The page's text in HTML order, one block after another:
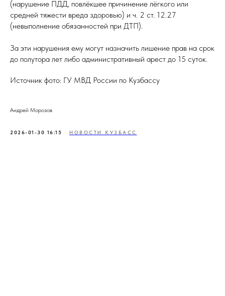
(нарушение ПДД, повлёкшее причинение лёгкого или
средней тяжести вреда здоровью) и ч. 2 ст. 12.27
(невыполнение обязанностей при ДТП).
За эти нарушения ему могут назначить лишение прав на срок
до полутора лет либо административный арест до 15 суток.
Источник фото: ГУ МВД России по Кузбассу
Андрей Морозов
2026-01-30 16:15 НОВОСТИ КУЗБАСС